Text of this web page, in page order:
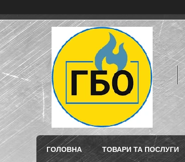
ГОЛОВНА ТОВАРИ ТА ПОСЛУГИ